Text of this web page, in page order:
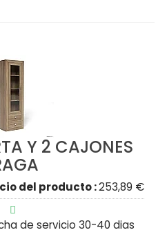
Y 2 CAJONES
del producto :253,89 €

de servicio 30-40 dias